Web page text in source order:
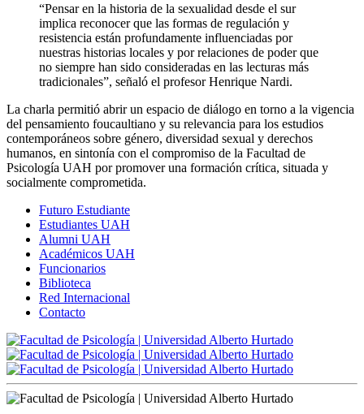
“Pensar en la historia de la sexualidad desde el sur
implica reconocer que las formas de regulación y
resistencia están profundamente influenciadas por
nuestras historias locales y por relaciones de poder que
no siempre han sido consideradas en las lecturas más
tradicionales”, señaló el profesor Henrique Nardi.
La charla permitió abrir un espacio de diálogo en torno a la vigencia
del pensamiento foucaultiano y su relevancia para los estudios
contemporáneos sobre género, diversidad sexual y derechos
humanos, en sintonía con el compromiso de la Facultad de
Psicología UAH por promover una formación crítica, situada y
socialmente comprometida.
Futuro Estudiante
Estudiantes UAH
Alumni UAH
Académicos UAH
Funcionarios
Biblioteca
Red Internacional
Contacto